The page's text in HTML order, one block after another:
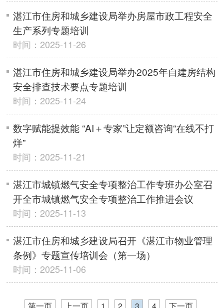
湛江市住房和城乡建设局举办房屋市政工程安全
生产系列专题培训
时间：2025-11-26
湛江市住房和城乡建设局举办2025年自建房结构
安全排查技术要点专题培训
时间：2025-11-24
数字赋能提效能 “AI＋专家”让定额咨询“在线不打
烊”
时间：2025-11-21
湛江市城镇燃气安全专项整治工作专班办公室召
开全市城镇燃气安全专项整治工作推进会议
时间：2025-11-13
湛江市住房和城乡建设局召开《湛江市物业管理
条例》专题宣传培训会（第一场）
时间：2025-11-06
第一页 上一页 1 2 3 4 下一页